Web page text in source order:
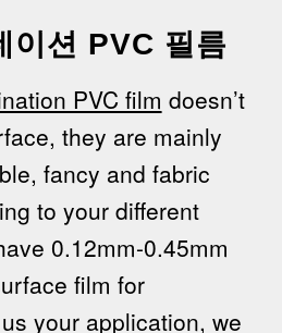
이션 PVC 필름
PVC film doesn’t
they are mainly
fancy and fabric
to your different
0.12mm-0.45mm
film for
your application, we